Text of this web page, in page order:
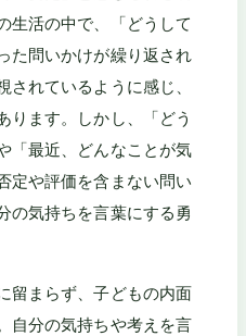
生活の中で、「どうして
た問いかけが繰り返され
されているように感じ、
ります。しかし、「どう
「最近、どんなことが気
定や評価を含まない問い
の気持ちを言葉にする勇
留まらず、子どもの内面
自分の気持ちや考えを言